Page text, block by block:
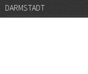
DARMSTADT